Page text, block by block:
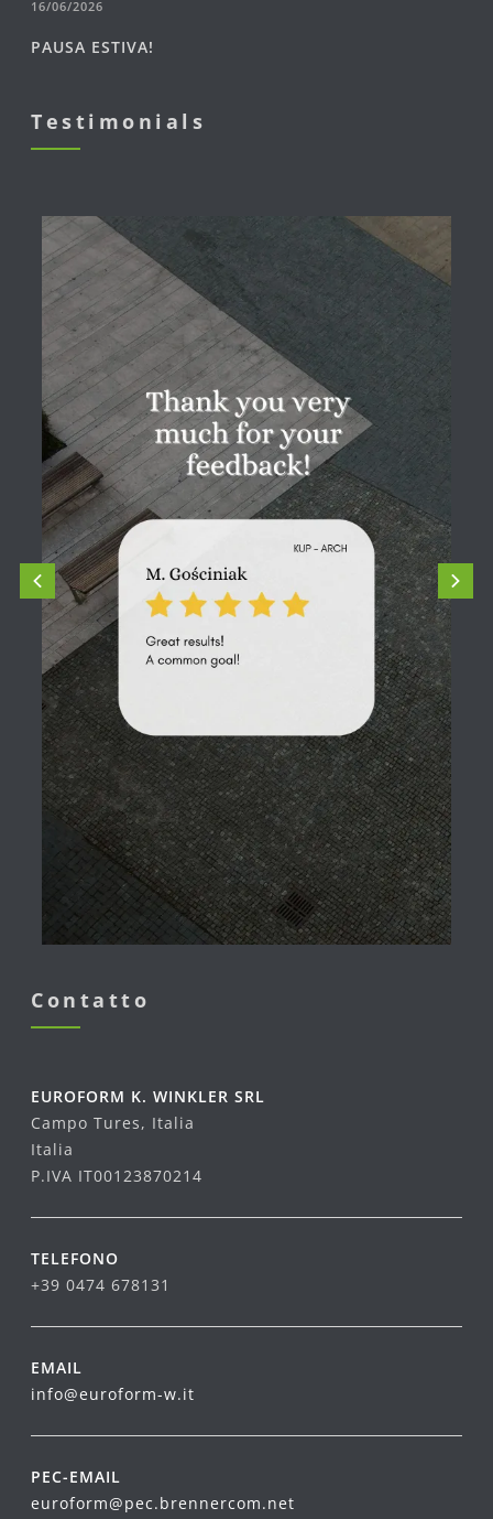
16/06/2026
PAUSA ESTIVA!
Testimonials
Contatto
EUROFORM K. WINKLER SRL
Campo Tures, Italia
Italia
P.IVA IT00123870214
TELEFONO
+39 0474 678131
EMAIL
info@euroform-w.it
PEC-EMAIL
euroform@pec.brennercom.net